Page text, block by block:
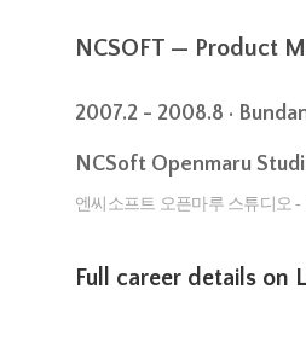
NCSOFT — Product
2007.2 - 2008.8 ·
NCSoft Openmaru
엔씨소프트 오픈마루 스튜디오
Full career details on